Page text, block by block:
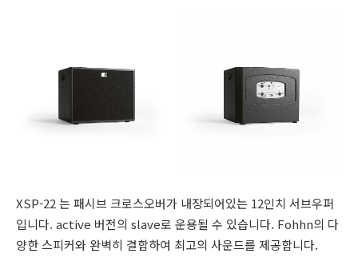
XSP-22 는 패시브 크로스오버가 내장되어있는 12인치 서브우퍼
입니다. active 버전의 slave로 운용될 수 있습니다. Fohhn의 다
양한 스피커와 완벽히 결합하여 최고의 사운드를 제공합니다.